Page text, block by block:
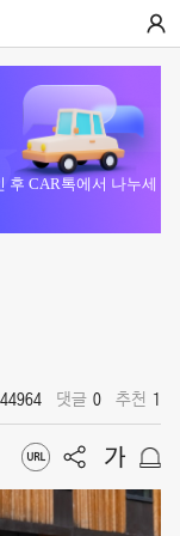
후 CAR톡에서 나누세
44964 댓글 0 추천 1